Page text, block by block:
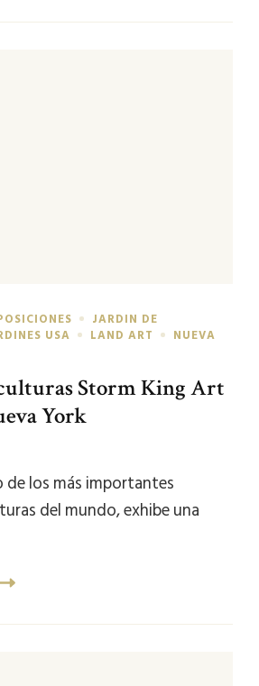
JARDIN DE
USA LAND ART
NUEVA
Storm King Art
York
de los más importantes
del mundo, exhibe una